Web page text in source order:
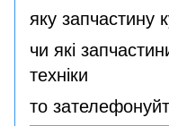
яку запчастину
чи які
техніки
то